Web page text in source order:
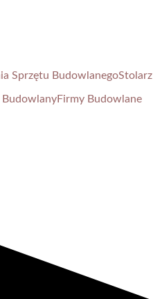
Sprzętu BudowlanegoStolarz
BudowlanyFirmy Budowlane